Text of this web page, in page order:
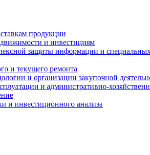
продукции
и инвестициям
защиты информации и
и текущего ремонта
и организации закупочной
и административно-
и инвестиционного анализа